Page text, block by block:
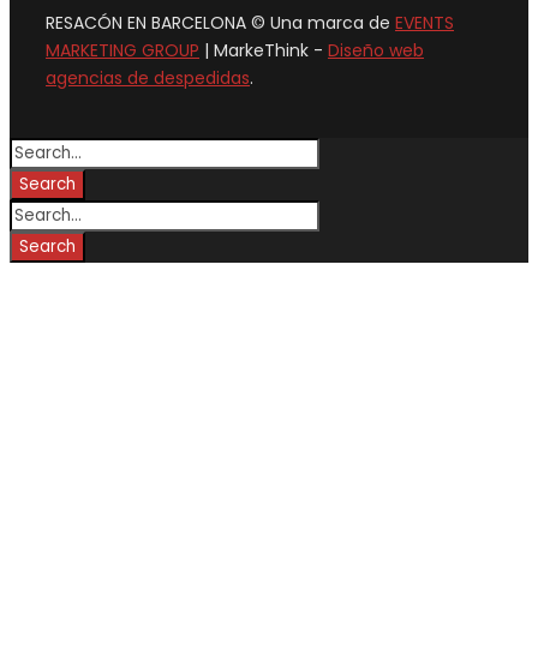
RESACÓN EN BARCELONA © Una marca de EVENTS
MARKETING GROUP | MarkeThink - Diseño web
agencias de despedidas.